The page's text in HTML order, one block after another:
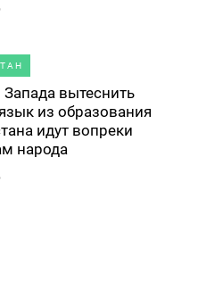
вытеснить
из образования
идут вопреки
народа